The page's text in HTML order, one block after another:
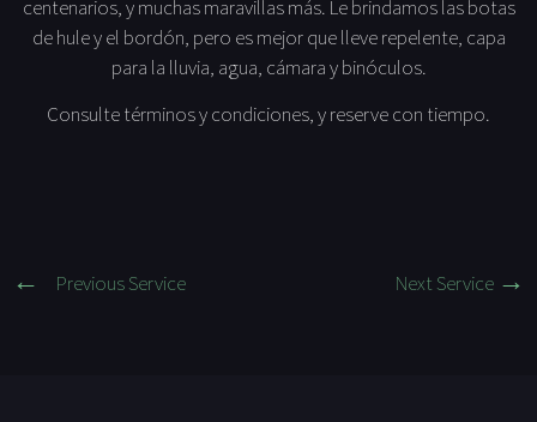
centenarios, y muchas maravillas más. Le brindamos las botas
de hule y el bordón, pero es mejor que lleve repelente, capa
para la lluvia, agua, cámara y binóculos.
Consulte términos y condiciones, y reserve con tiempo.
Previous Service Next Service